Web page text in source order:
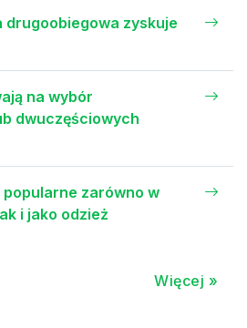
drugoobiegowa zyskuje
na wybór
dwuczęściowych
zarówno w
i jako odzież
Więcej »